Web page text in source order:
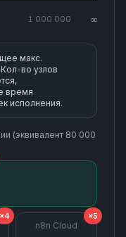
1 000 000 ∞
макс.
во узлов
время
исполнения.
(эквивалент 80 000
×4
n8n Cloud
×5